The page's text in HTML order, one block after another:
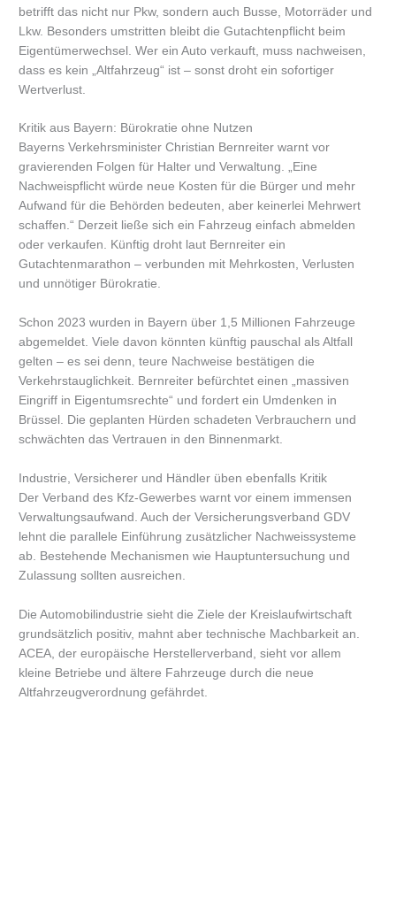
betrifft das nicht nur Pkw, sondern auch Busse, Motorräder und
Lkw. Besonders umstritten bleibt die Gutachtenpflicht beim
Eigentümerwechsel. Wer ein Auto verkauft, muss nachweisen,
dass es kein „Altfahrzeug“ ist – sonst droht ein sofortiger
Wertverlust.
Kritik aus Bayern: Bürokratie ohne Nutzen
Bayerns Verkehrsminister Christian Bernreiter warnt vor
gravierenden Folgen für Halter und Verwaltung. „Eine
Nachweispflicht würde neue Kosten für die Bürger und mehr
Aufwand für die Behörden bedeuten, aber keinerlei Mehrwert
schaffen.“ Derzeit ließe sich ein Fahrzeug einfach abmelden
oder verkaufen. Künftig droht laut Bernreiter ein
Gutachtenmarathon – verbunden mit Mehrkosten, Verlusten
und unnötiger Bürokratie.
Schon 2023 wurden in Bayern über 1,5 Millionen Fahrzeuge
abgemeldet. Viele davon könnten künftig pauschal als Altfall
gelten – es sei denn, teure Nachweise bestätigen die
Verkehrstauglichkeit. Bernreiter befürchtet einen „massiven
Eingriff in Eigentumsrechte“ und fordert ein Umdenken in
Brüssel. Die geplanten Hürden schadeten Verbrauchern und
schwächten das Vertrauen in den Binnenmarkt.
Industrie, Versicherer und Händler üben ebenfalls Kritik
Der Verband des Kfz-Gewerbes warnt vor einem immensen
Verwaltungsaufwand. Auch der Versicherungsverband GDV
lehnt die parallele Einführung zusätzlicher Nachweissysteme
ab. Bestehende Mechanismen wie Hauptuntersuchung und
Zulassung sollten ausreichen.
Die Automobilindustrie sieht die Ziele der Kreislaufwirtschaft
grundsätzlich positiv, mahnt aber technische Machbarkeit an.
ACEA, der europäische Herstellerverband, sieht vor allem
kleine Betriebe und ältere Fahrzeuge durch die neue
Altfahrzeugverordnung gefährdet.